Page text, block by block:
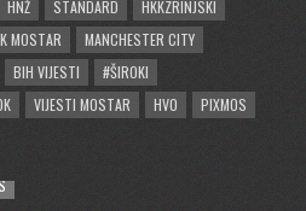
HNŽ STANDARD
HKKZRINJSKI
MOSTAR
MANCHESTER CITY
BIH VIJESTI
#ŠIROKI
VIJESTI MOSTAR HVO
PIXMOS